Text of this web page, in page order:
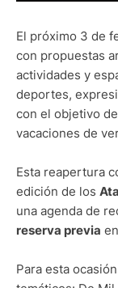
El próximo 3 de
con propuestas
actividades y
deportes,
con el objetivo
vacaciones de
Esta reapertura
edición de los
una agenda de
reserva previa
Para esta